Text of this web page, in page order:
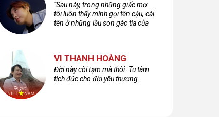
"Sau này, trong những giấc mơ
tôi luôn thấy mình gọi tên cậu, cái
tên ở những lầu son gác tía của
VI THANH HOÀNG
Đời này cõi tạm mà thôi. Tu tâm
tích đức cho đời yêu thương.